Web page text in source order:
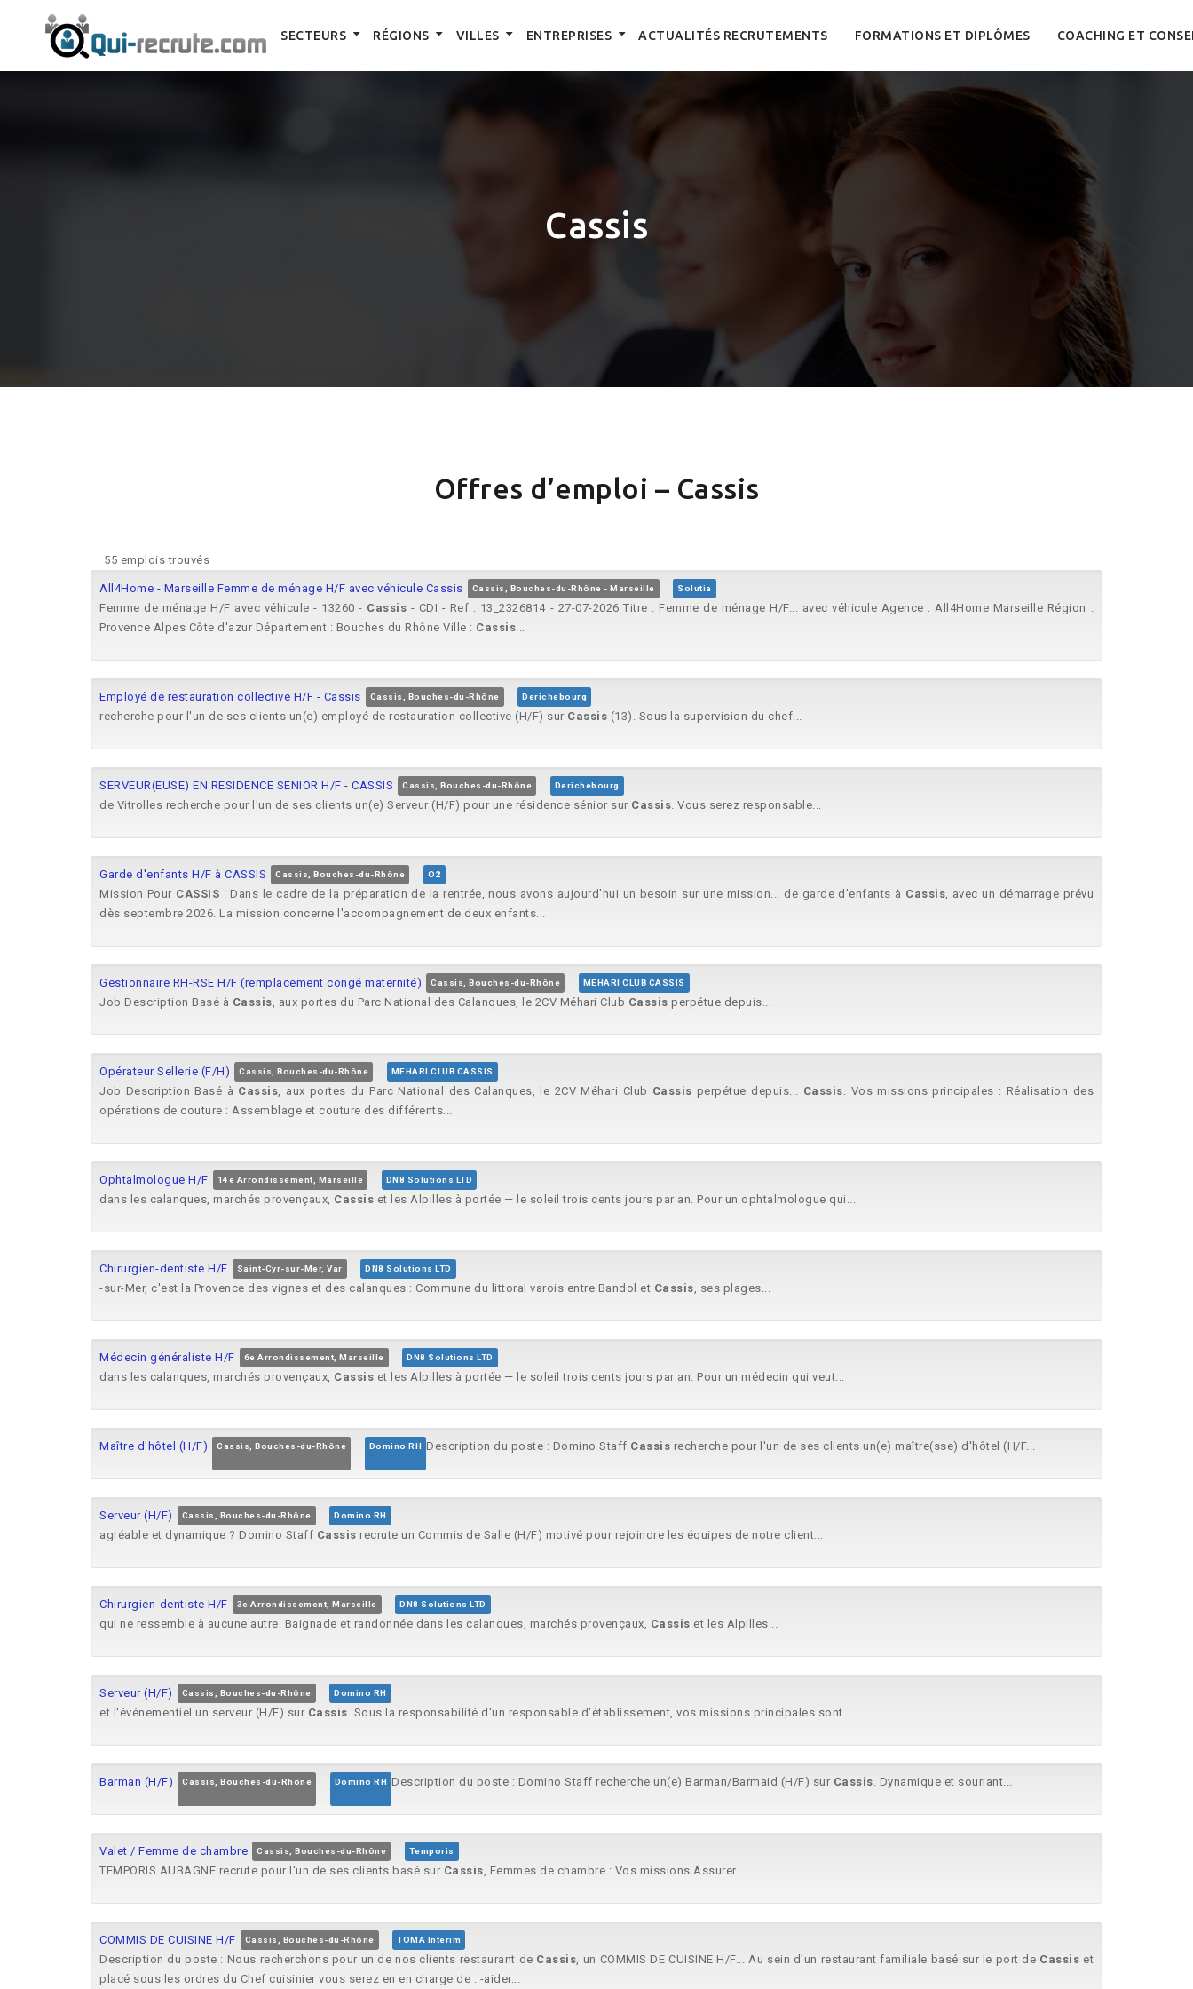
SECTEURS RÉGIONS VILLES ENTREPRISES ACTUALITÉS RECRUTEMENTS FORMATIONS ET DIPLÔMES COACHING ET
Cassis
Offres d’emploi – Cassis
55 emplois trouvés
All4Home - Marseille Femme de ménage H/F avec véhicule Cassis Cassis, Bouches-du-Rhône - Marseille Solutia
Femme de ménage H/F avec véhicule - 13260 - Cassis - CDI - Ref : 13_2326814 - 27-07-2026 Titre : Femme de ménage H/F... avec véhicule Agence : All4Home Marseille Région :
Provence Alpes Côte d'azur Département : Bouches du Rhône Ville : Cassis...
Employé de restauration collective H/F - Cassis Cassis, Bouches-du-Rhône Derichebourg
recherche pour l'un de ses clients un(e) employé de restauration collective (H/F) sur Cassis (13). Sous la supervision du chef...
SERVEUR(EUSE) EN RESIDENCE SENIOR H/F - CASSIS Cassis, Bouches-du-Rhône Derichebourg
de Vitrolles recherche pour l'un de ses clients un(e) Serveur (H/F) pour une résidence sénior sur Cassis. Vous serez responsable...
Garde d'enfants H/F à CASSIS Cassis, Bouches-du-Rhône O2
Mission Pour CASSIS : Dans le cadre de la préparation de la rentrée, nous avons aujourd'hui un besoin sur une mission... de garde d'enfants à Cassis, avec un démarrage prévu
dès septembre 2026. La mission concerne l'accompagnement de deux enfants...
Gestionnaire RH-RSE H/F (remplacement congé maternité) Cassis, Bouches-du-Rhône MEHARI CLUB CASSIS
Job Description Basé à Cassis, aux portes du Parc National des Calanques, le 2CV Méhari Club Cassis perpétue depuis...
Opérateur Sellerie (F/H) Cassis, Bouches-du-Rhône MEHARI CLUB CASSIS
Job Description Basé à Cassis, aux portes du Parc National des Calanques, le 2CV Méhari Club Cassis perpétue depuis... Cassis. Vos missions principales : Réalisation des
opérations de couture : Assemblage et couture des différents...
Ophtalmologue H/F 14e Arrondissement, Marseille DN8 Solutions LTD
dans les calanques, marchés provençaux, Cassis et les Alpilles à portée — le soleil trois cents jours par an. Pour un ophtalmologue qui...
Chirurgien-dentiste H/F Saint-Cyr-sur-Mer, Var DN8 Solutions LTD
-sur-Mer, c'est la Provence des vignes et des calanques : Commune du littoral varois entre Bandol et Cassis, ses plages...
Médecin généraliste H/F 6e Arrondissement, Marseille DN8 Solutions LTD
dans les calanques, marchés provençaux, Cassis et les Alpilles à portée — le soleil trois cents jours par an. Pour un médecin qui veut...
Maître d'hôtel (H/F) Cassis, Bouches-du-Rhône Domino RH Description du poste : Domino Staff Cassis recherche pour l'un de ses clients un(e) maître(sse) d'hôtel (H/F...
Serveur (H/F) Cassis, Bouches-du-Rhône Domino RH
agréable et dynamique ? Domino Staff Cassis recrute un Commis de Salle (H/F) motivé pour rejoindre les équipes de notre client...
Chirurgien-dentiste H/F 3e Arrondissement, Marseille DN8 Solutions LTD
qui ne ressemble à aucune autre. Baignade et randonnée dans les calanques, marchés provençaux, Cassis et les Alpilles...
Serveur (H/F) Cassis, Bouches-du-Rhône Domino RH
et l'événementiel un serveur (H/F) sur Cassis. Sous la responsabilité d'un responsable d'établissement, vos missions principales sont...
Barman (H/F) Cassis, Bouches-du-Rhône Domino RH Description du poste : Domino Staff recherche un(e) Barman/Barmaid (H/F) sur Cassis. Dynamique et souriant...
Valet / Femme de chambre Cassis, Bouches-du-Rhône Temporis
TEMPORIS AUBAGNE recrute pour l'un de ses clients basé sur Cassis, Femmes de chambre : Vos missions Assurer...
COMMIS DE CUISINE H/F Cassis, Bouches-du-Rhône TOMA Intérim
Description du poste : Nous recherchons pour un de nos clients restaurant de Cassis, un COMMIS DE CUISINE H/F... Au sein d'un restaurant familiale basé sur le port de Cassis et
placé sous les ordres du Chef cuisinier vous serez en en charge de : -aider...